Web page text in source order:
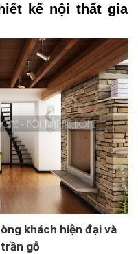
kế nội thất gia
khách hiện đại và
gỗ​